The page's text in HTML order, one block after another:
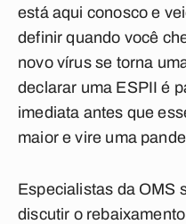
está aqui conosco e
definir quando você
novo vírus se torna
declarar uma ESPII é
imediata antes que
maior e vire uma
Especialistas da OMS
discutir o